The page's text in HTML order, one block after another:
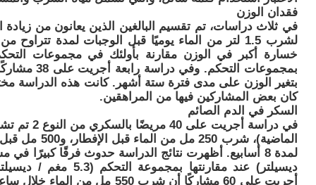
فقدان الوزن
في ثلاث دراسات، تم تقسيم البالغين الذين يعانون من
بتغير الوزن على مدى فترة ستة أشهر. كانت هذه الدراسة
كان بعض المشاركين فيها من المراهقين.
السكر في الدم الصائم
في دراسة
ديسيلتر) عند